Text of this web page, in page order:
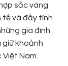
sắc vàng
tế và đầy tính
gia đình
giữ khoảnh
Nam.